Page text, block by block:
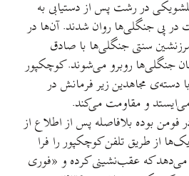
در رشت پس از دستیابی به
در پی جنگلی‌ها روان شدند. آن‌ها در
سنتی جنگلی‌ها با صادق
جنگلی‌ها روبرو می‌شوند. کوچکپور
مجاهدین زیر فرمانش در
و مقاومت می‌کند.
بوده بلافاصله پس از اطلاع از
از طریق تلفن کوچکپور را فرا
می‌دهد که عقب‌نشینی کرده و «فوری